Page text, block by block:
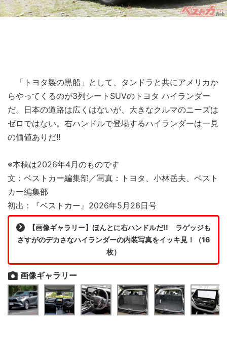
「トヨタ製の黒船」として、タンドラと共にアメリカか
らやってくるのが3列シートSUVのトヨタ ハイランダー
だ。日本の道路は広くはないが、大きなクルマのニーズは
ゼロではない。右ハンドルで登場するハイランダーは一見
の価値ありだ!!
※本稿は2026年4月のものです
文：ベストカー編集部／写真：トヨタ、小林岳夫、ベスト
カー編集部
初出：『ベストカー』2026年5月26日号
【画像ギャラリー】ほんとに右ハンドルだ!! ラゲッジも
さすがのデカさなハイランダーの内装写真をイッキ見！（16
枚）
画像ギャラリー